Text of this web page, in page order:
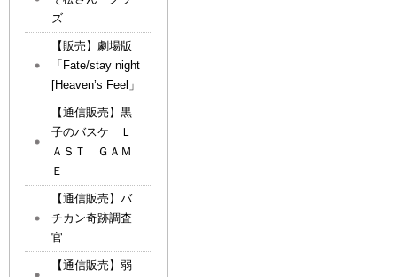
ズ
【販売】劇場版
「Fate/stay night
[Heaven’s Feel」
【通信販売】黒
子のバスケ Ｌ
ＡＳＴ ＧＡＭ
Ｅ
【通信販売】バ
チカン奇跡調査
官
【通信販売】弱